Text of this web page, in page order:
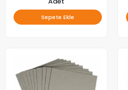
Sepete Ekle